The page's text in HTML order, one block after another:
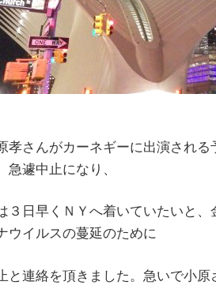
孝さんがカーネギーに出演され
急遽中止になり、
３日早くＮＹへ着いていたいと
ウイルスの蔓延のために
と連絡を頂きました。急いで小